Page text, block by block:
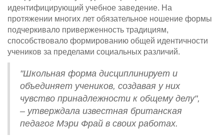
идентифицирующий учебное заведение. На
протяжении многих лет обязательное ношение формы
подчеркивало приверженность традициям,
способствовало формированию общей идентичности
учеников за пределами социальных различий.
"Школьная форма дисциплинирует и
объединяет учеников, создавая у них
чувство принадлежности к общему делу",
– утверждала известная британская
педагог Мэри Фрай в своих работах.